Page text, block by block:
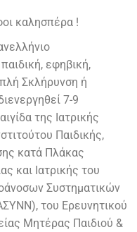
καλησπέρα !
εφηβική,
Σκλήρυνση ή
7-9
της Ιατρικής
Παιδικής,
κατά Πλάκας
και Ιατρικής του
Συστηματικών
του Ερευνητικού
Μητέρας Παιδιού &